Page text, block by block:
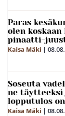
Paras
olen
pinaatti-
Kaisa Mäki |
Soseuta
ne
lopputulos
Kaisa Mäki |